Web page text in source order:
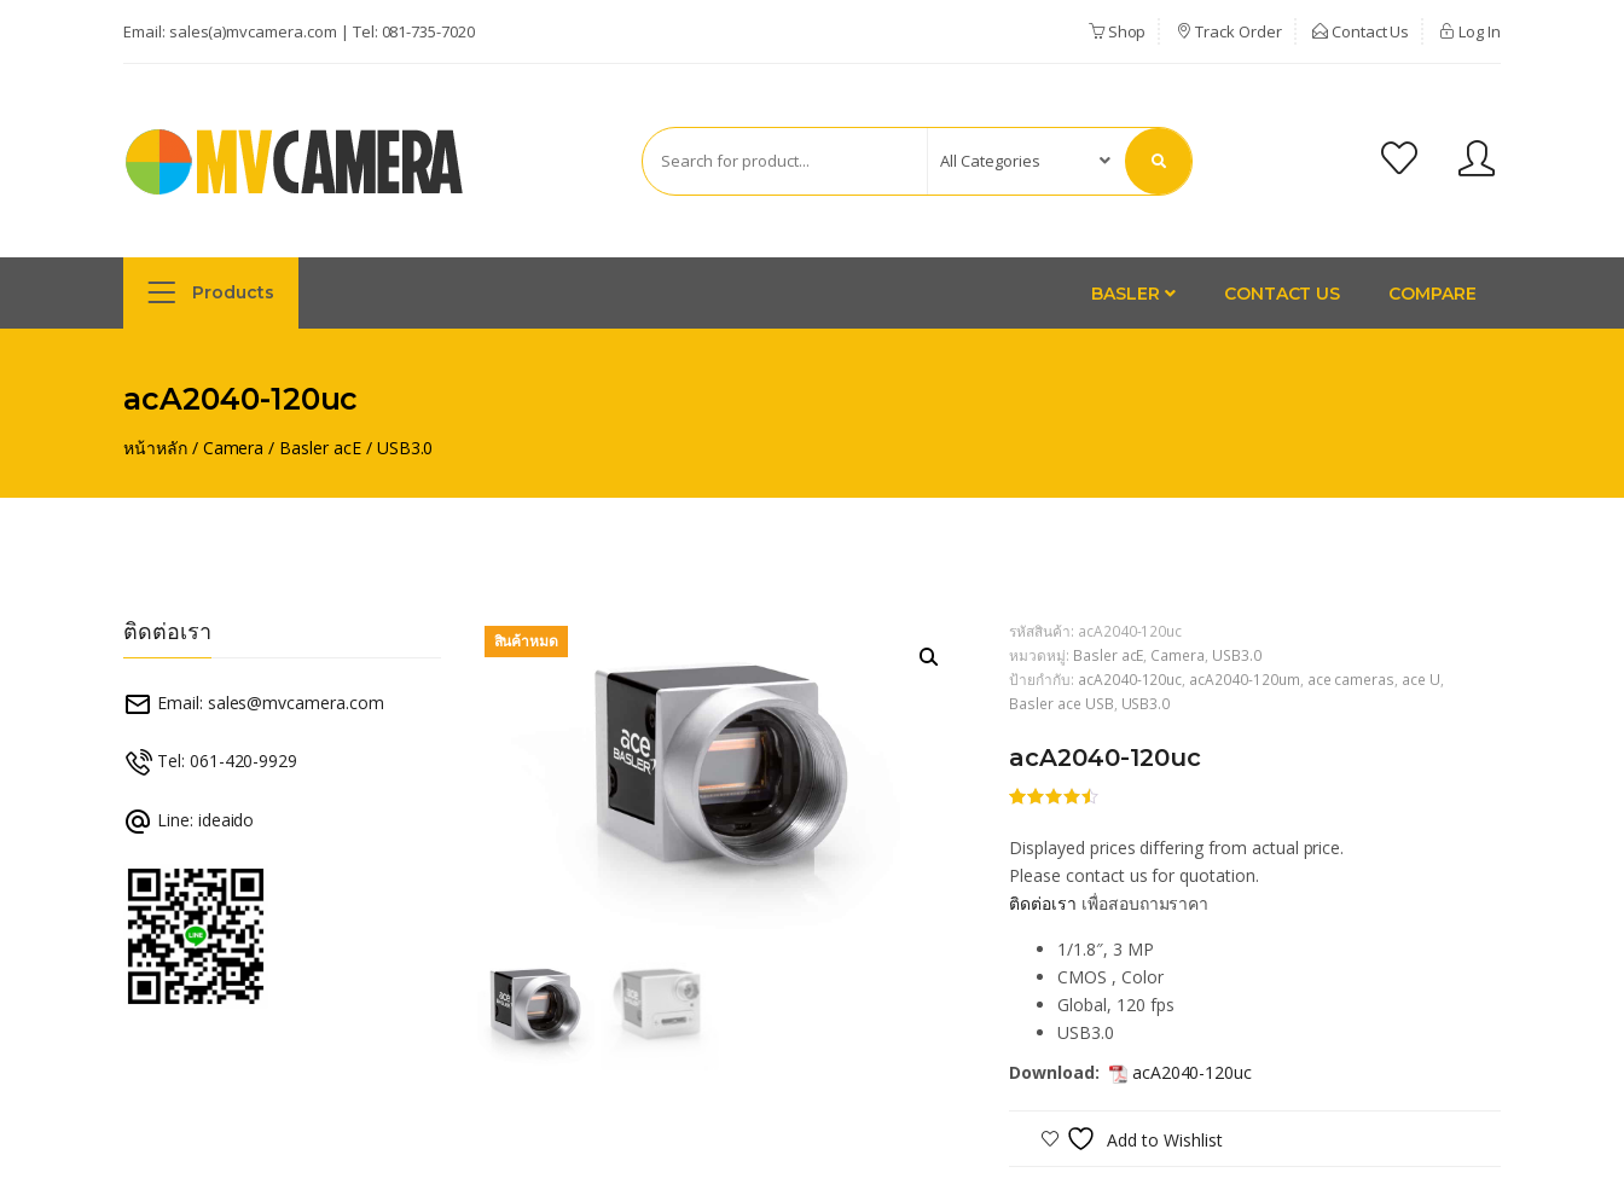
Email: sales(a)mvcamera.com | Tel: 081-735-7020 Shop Track Order Contact Us Log In
Products BASLER CONTACT US COMPARE
acA2040-120uc
หน้าหลัก/ Camera / Basler acE/ USB3.0
ติดต่อเรา
Email: sales@mvcamera.com
Tel: 061-420-9929
Line: ideaido
สินค้าหมด รหัสสินค้า: acA2040-120uc
หมวดหมู่: Basler acE Camera USB3.0
ป้ายกำกับ: acA2040-120uc acA2040-120um ace cameras ace U
Basler ace USB USB3.0
acA2040-120uc
คะแนน
4.45จาก
5 คะแนน
การให้
ของลูกค้า
Displayed prices differing from actual price.
Please contact us for quotation.
ติดต่อเรา เพื่อสอบถามราคา
1/1.8″, 3 MP
CMOS , Color
Global, 120 fps
USB3.0
Download:
acA2040-120uc
Add to Wishlist